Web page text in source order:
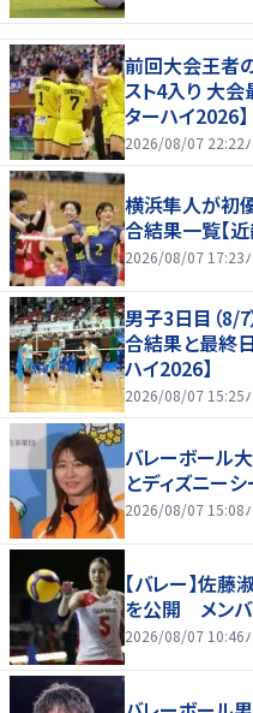
前回大会王者
スト4入り 大
ターハイ2026】
2026/08/07 22:22
横浜隼人が初
合結果一覧【
2026/08/07 17:23
男子3日目（8/
合結果と最終
ハイ2026】
2026/08/07 15:25
バレーボール
とディズニー
2026/08/07 15:08
【バレー】佐
を公開 メンバ
2026/08/07 10:46